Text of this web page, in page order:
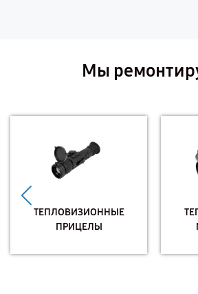
Мы
ТЕПЛОВИЗИОННЫЕ
ПРИЦЕЛЫ